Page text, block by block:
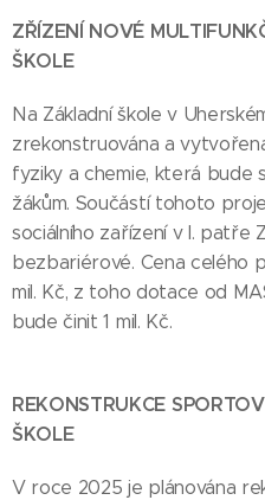
ZŘÍZENÍ NOVÉ
ŠKOLE
Na Základní škole v
zrekonstruována a
fyziky a chemie, která bude
žákům. Součástí tohoto
sociálního zařízení v I. patře
bezbariérové. Cena celého
mil. Kč, z toho dotace od
bude činit 1 mil. Kč.
REKONSTRUKCE
ŠKOLE
V roce 2025 je plánována